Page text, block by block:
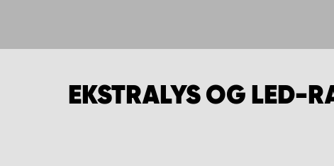
EKSTRALYS OG LED-